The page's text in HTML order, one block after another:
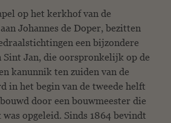
op het kerkhof van de
Johannes de Doper, bezitten
een bijzondere
Sint Jan, die oorspronkelijk op de
kanunnik ten zuiden van de
in het begin van de tweede helft
door een bouwmeester die
opgeleid. Sinds 1864 bevindt